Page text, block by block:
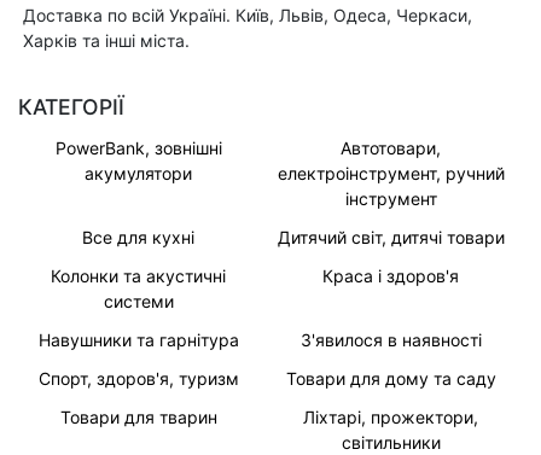
Доставка по всій Україні. Київ, Львів, Одеса, Черкаси,
Харків та інші міста.
КАТЕГОРІЇ
PowerBank, зовнішні
акумулятори
Автотовари,
електроінструмент, ручний
інструмент
Все для кухні
Дитячий світ, дитячі товари
Колонки та акустичні
системи
Краса і здоров'я
Навушники та гарнітура
З'явилося в наявності
Спорт, здоров'я, туризм
Товари для дому та саду
Товари для тварин
Ліхтарі, прожектори,
світильники